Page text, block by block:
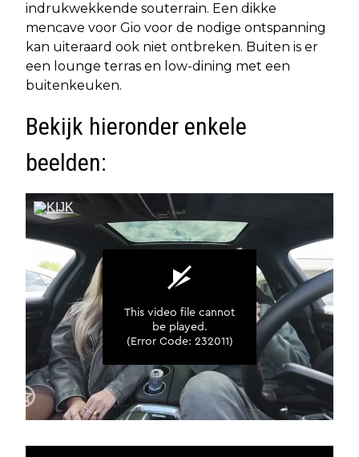
indrukwekkende souterrain. Een dikke
mencave voor Gio voor de nodige ontspanning
kan uiteraard ook niet ontbreken. Buiten is er
een lounge terras en low-dining met een
buitenkeuken.
Bekijk hieronder enkele
beelden: